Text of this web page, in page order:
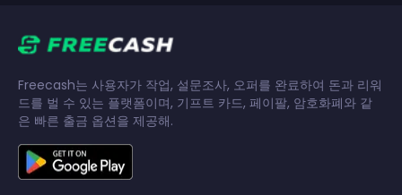
Freecash는 사용자가 작업, 설문조사, 오퍼를 완료하여 돈과 리워
드를 벌 수 있는 플랫폼이며, 기프트 카드, 페이팔, 암호화폐와 같
은 빠른 출금 옵션을 제공해.